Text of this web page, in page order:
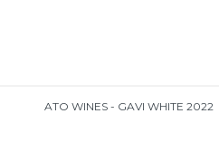
ATO WINES - GAVI WHITE 2022